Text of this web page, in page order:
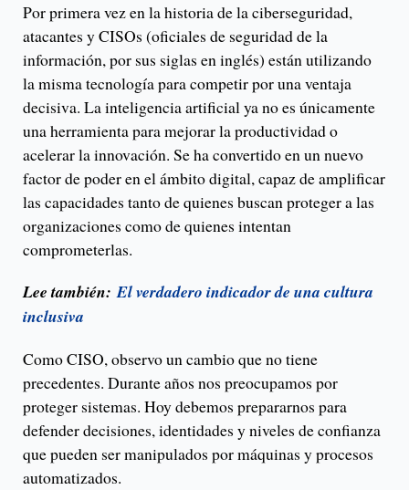
Por primera vez en la historia de la ciberseguridad,
atacantes y CISOs (oficiales de seguridad de la
información, por sus siglas en inglés) están utilizando
la misma tecnología para competir por una ventaja
decisiva. La inteligencia artificial ya no es únicamente
una herramienta para mejorar la productividad o
acelerar la innovación. Se ha convertido en un nuevo
factor de poder en el ámbito digital, capaz de amplificar
las capacidades tanto de quienes buscan proteger a las
organizaciones como de quienes intentan
comprometerlas.
Lee también:El verdadero indicador de una cultura
inclusiva
Como CISO, observo un cambio que no tiene
precedentes. Durante años nos preocupamos por
proteger sistemas. Hoy debemos prepararnos para
defender decisiones, identidades y niveles de confianza
que pueden ser manipulados por máquinas y procesos
automatizados.